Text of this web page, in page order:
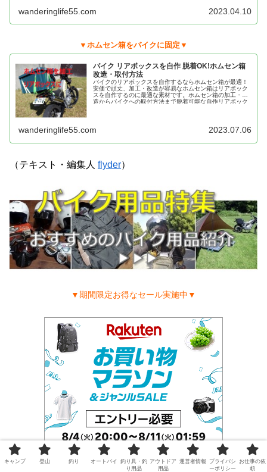
wanderinglife55.com 2023.04.10
▼ホムセン箱をバイクに固定▼
バイク リアボックスを自作 脱着OK!ホムセン箱
改造・取付方法
バイクのリアボックスを自作するならホムセン箱が最適！
安価で頑丈、加工・改造が容易なホムセン箱はリアボック
スを自作するのに最適な素材です。ホムセン箱の加工・改
造からバイクへの取付方法まで脱着可能な自作リアボック
wanderinglife55.com 2023.07.06
（テキスト・編集人 flyder）
▼期間限定お得なセール実施中▼
キャンプ 登山 釣り オートバイ 釣り具・釣
り用品
アウトドア
用品
運営者情報
プライバシ
ーポリシー
お仕事の依
頼